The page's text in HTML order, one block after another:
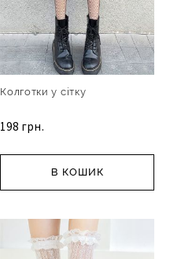
Колготки у сітку
198 грн.
В КОШИК